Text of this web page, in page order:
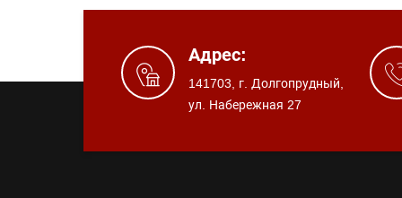
Адрес:
141703, г. Долгопрудный,
ул. Набережная 27